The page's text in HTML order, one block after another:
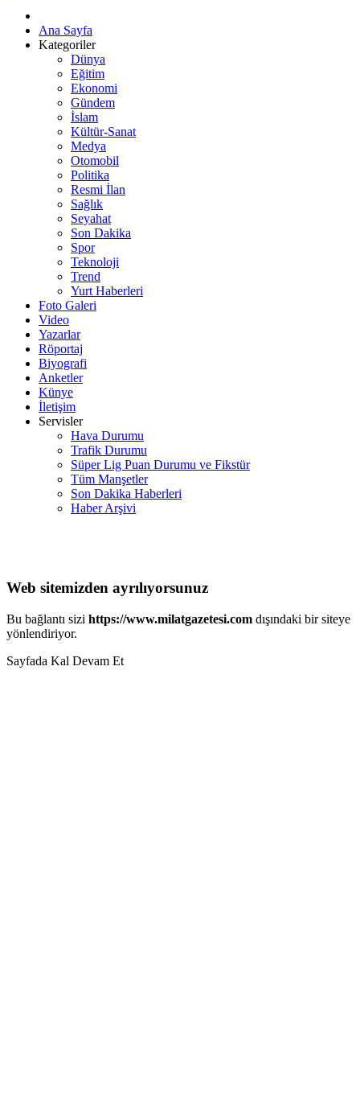
Ana Sayfa
Kategoriler
Dünya
Eğitim
Ekonomi
Gündem
İslam
Kültür-Sanat
Medya
Otomobil
Politika
Resmi İlan
Sağlık
Seyahat
Son Dakika
Spor
Teknoloji
Trend
Yurt Haberleri
Foto Galeri
Video
Yazarlar
Röportaj
Biyografi
Anketler
Künye
İletişim
Servisler
Hava Durumu
Trafik Durumu
Süper Lig Puan Durumu ve Fikstür
Tüm Manşetler
Son Dakika Haberleri
Haber Arşivi
Web sitemizden ayrılıyorsunuz
Bu bağlantı sizi https://www.milatgazetesi.com dışındaki bir siteye
yönlendiriyor.
Sayfada Kal Devam Et